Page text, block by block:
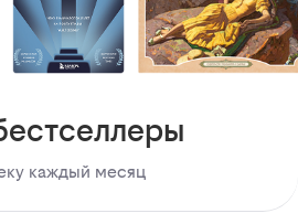
каждый месяц